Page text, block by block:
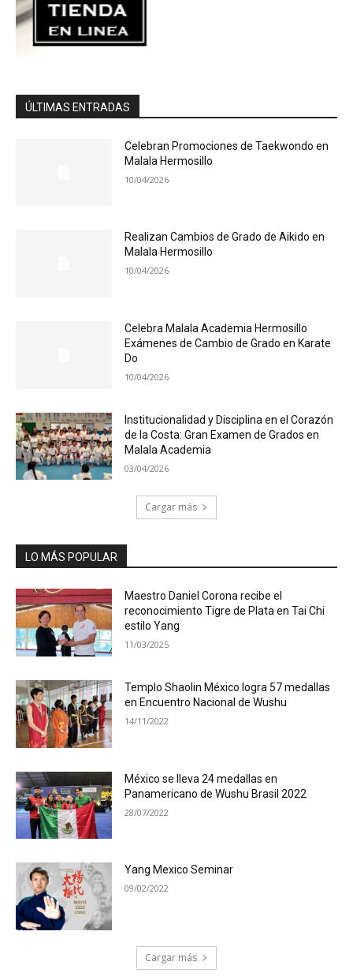
ÚLTIMAS ENTRADAS
Celebran Promociones de Taekwondo en
Malala Hermosillo
10/04/2026
Realizan Cambios de Grado de Aikido en
Malala Hermosillo
10/04/2026
Celebra Malala Academia Hermosillo
Exámenes de Cambio de Grado en Karate
Do
10/04/2026
Institucionalidad y Disciplina en el Corazón
de la Costa: Gran Examen de Grados en
Malala Academia
03/04/2026
Cargar más
LO MÁS POPULAR
Maestro Daniel Corona recibe el
reconocimiento Tigre de Plata en Tai Chi
estilo Yang
11/03/2025
Templo Shaolin México logra 57 medallas
en Encuentro Nacional de Wushu
14/11/2022
México se lleva 24 medallas en
Panamericano de Wushu Brasil 2022
28/07/2022
Yang Mexico Seminar
09/02/2022
Cargar más